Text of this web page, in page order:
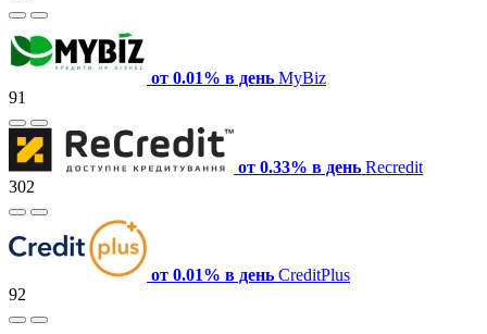
от 0.01% в день MyBiz
91
от 0.33% в день Recredit
302
от 0.01% в день CreditPlus
92